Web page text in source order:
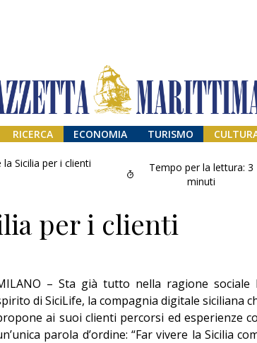
RICERCA ECONOMIA TURISMO
Sicilia per i clienti
Tempo per la lettura: 3
minuti
per i clienti
– Sta già tutto nella ragione sociale
di SiciLife, la compagnia digitale siciliana
ai suoi clienti percorsi ed esperienze
parola d’ordine: “Far vivere la Sicilia
Addio amico
Giorgio
Editoriale